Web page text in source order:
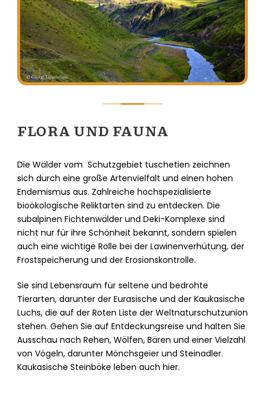
FLORA UND FAUNA
Die Wälder vom Schutzgebiet tuschetien zeichnen
sich durch eine große Artenvielfalt und einen hohen
Endemismus aus. Zahlreiche hochspezialisierte
bioökologische Reliktarten sind zu entdecken. Die
subalpinen Fichtenwälder und Deki-Komplexe sind
nicht nur für ihre Schönheit bekannt, sondern spielen
auch eine wichtige Rolle bei der Lawinenverhütung, der
Frostspeicherung und der Erosionskontrolle.
Sie sind Lebensraum für seltene und bedrohte
Tierarten, darunter der Eurasische und der Kaukasische
Luchs, die auf der Roten Liste der Weltnaturschutzunion
stehen. Gehen Sie auf Entdeckungsreise und halten Sie
Ausschau nach Rehen, Wölfen, Bären und einer Vielzahl
von Vögeln, darunter Mönchsgeier und Steinadler.
Kaukasische Steinböke leben auch hier.